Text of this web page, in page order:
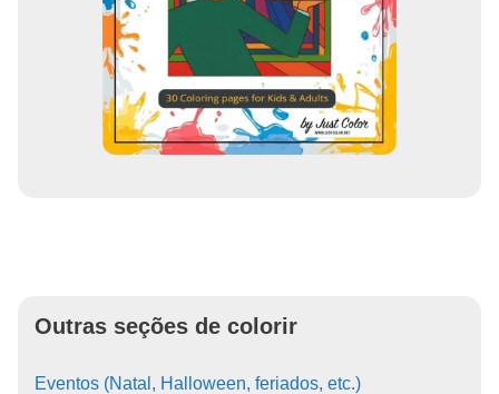
Outras seções de colorir
Eventos (Natal, Halloween, feriados, etc.)